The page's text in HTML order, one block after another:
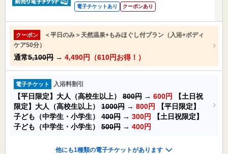
電子チケットあり クーポンあり
クーポン
＜平日のみ＞天然温泉+もみほぐし付プラン（入浴+ボディ
ケア50分）
通常5,100円 → 4,490円（610円お得！）
電子チケット 入浴料割引
【平日限定】大人（高校生以上） 800円 → 600円
【土日祝
限定】大人（高校生以上） 1000円 → 800円
【平日限定】
子ども（中学生・小学生） 400円 → 300円
【土日祝限定】
子ども（中学生・小学生） 500円 → 400円
他にも1種類の電子チケットがあります